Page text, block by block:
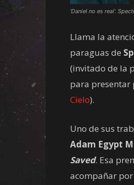
'Daniel no es real'.
Llama la
paraguas de
(invitado de la
para presentar
Cielo).
Uno de sus
Adam Egypt
Saved. Esa
acompañar